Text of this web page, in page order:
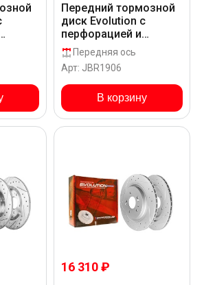
Передний тормозной
диск Evolution с
перфорацией и
насечками в покрытии
GEOMET для Hyundai
PALISADE PS819 US
Передняя ось
Арт: JBR1906
В корзину
16 310 ₽